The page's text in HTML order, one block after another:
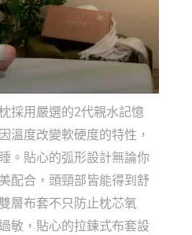
採用嚴選的2代親水記憶
溫度改變軟硬度的特性，
。貼心的弧形設計無論你
配合，頭頸部皆能得到舒
層布套不只防止枕芯氧
敏，貼心的拉鍊式布套設